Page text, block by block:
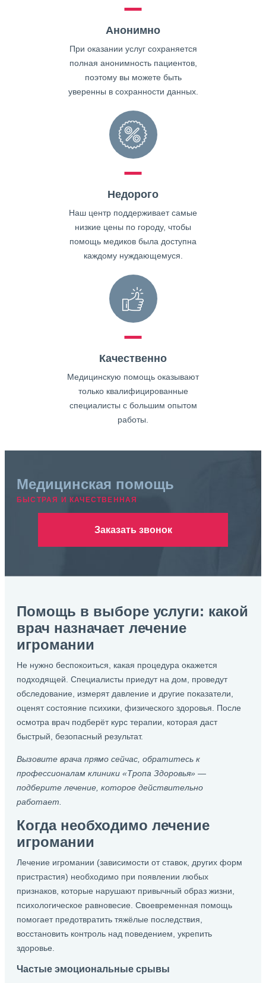
Анонимно
При оказании услуг сохраняется
полная анонимность пациентов,
поэтому вы можете быть
уверенны в сохранности данных.
Недорого
Наш центр поддерживает самые
низкие цены по городу, чтобы
помощь медиков была доступна
каждому нуждающемуся.
Качественно
Медицинскую помощь оказывают
только квалифицированные
специалисты с большим опытом
работы.
Медицинская помощь
БЫСТРАЯ И КАЧЕСТВЕННАЯ
Заказать звонок
Помощь в выборе услуги: какой
врач назначает лечение
игромании
Не нужно беспокоиться, какая процедура окажется
подходящей. Специалисты приедут на дом, проведут
обследование, измерят давление и другие показатели,
оценят состояние психики, физического здоровья. После
осмотра врач подберёт курс терапии, которая даст
быстрый, безопасный результат.
Вызовите врача прямо сейчас, обратитесь к
профессионалам клиники «Тропа Здоровья» —
подберите лечение, которое действительно
работает.
Когда необходимо лечение
игромании
Лечение игромании (зависимости от ставок, других форм
пристрастия) необходимо при появлении любых
признаков, которые нарушают привычный образ жизни,
психологическое равновесие. Своевременная помощь
помогает предотвратить тяжёлые последствия,
восстановить контроль над поведением, укрепить
здоровье.
Частые эмоциональные срывы